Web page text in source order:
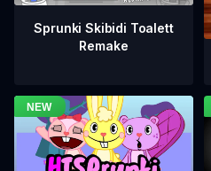
Sprunki Skibidi Toalett
Remake